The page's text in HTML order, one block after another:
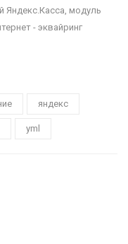
Яндекс.Касса, модуль
- эквайринг
яндекс
yml